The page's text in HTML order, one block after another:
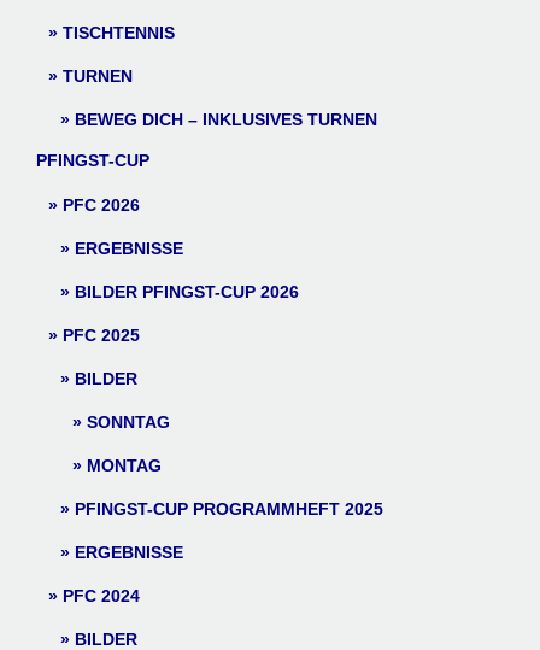
TISCHTENNIS
TURNEN
BEWEG DICH – INKLUSIVES TURNEN
PFINGST-CUP
PFC 2026
ERGEBNISSE
BILDER PFINGST-CUP 2026
PFC 2025
BILDER
SONNTAG
MONTAG
PFINGST-CUP PROGRAMMHEFT 2025
ERGEBNISSE
PFC 2024
BILDER